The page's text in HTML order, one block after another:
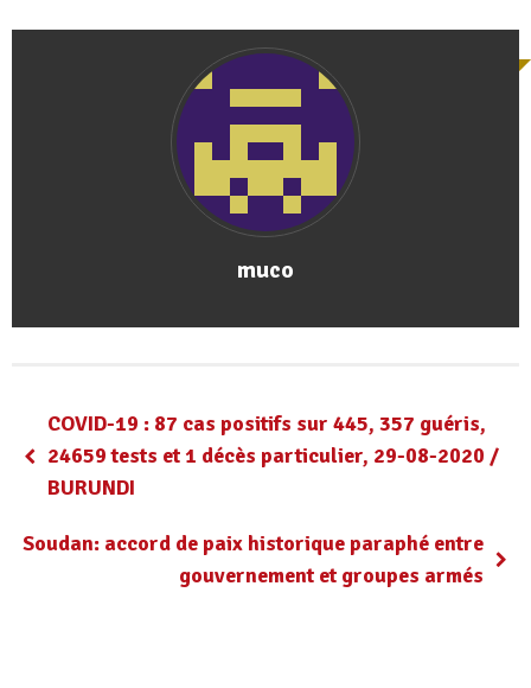
muco
COVID-19 : 87 cas positifs sur 445, 357 guéris,
24659 tests et 1 décès particulier, 29-08-2020 /
BURUNDI
Soudan: accord de paix historique paraphé entre
gouvernement et groupes armés